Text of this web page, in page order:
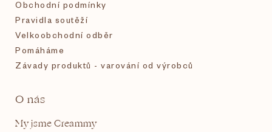
Obchodní podmínky
Pravidla soutěží
Velkoobchodní odběr
Pomáháme
Závady produktů - varování od výrobců
O nás
My jsme Creammy